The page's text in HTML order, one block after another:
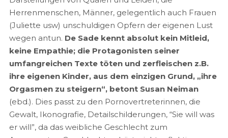
Herrenmenschen, Männer, gelegentlich auch Frauen
(Juliette usw) unschuldigen Opfern der eigenen Lust
wegen antun. De Sade kennt absolut kein Mitleid,
keine Empathie; die Protagonisten seiner
umfangreichen Texte töten und zerfleischen z.B.
ihre eigenen Kinder, aus dem einzigen Grund, „ihre
Orgasmen zu steigern“, betont Susan Neiman
(ebd.). Dies passt zu den Pornovertreterinnen, die
Gewalt, Ikonografie, Detailschilderungen, “Sie will was
er will”, da das weibliche Geschlecht zum